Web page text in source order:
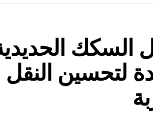
السكك
لتحسين